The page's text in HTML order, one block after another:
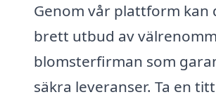
Genom vår plattform kan
brett utbud av
blomsterfirman som
säkra leveranser. Ta en